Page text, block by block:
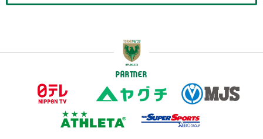
PARTNER